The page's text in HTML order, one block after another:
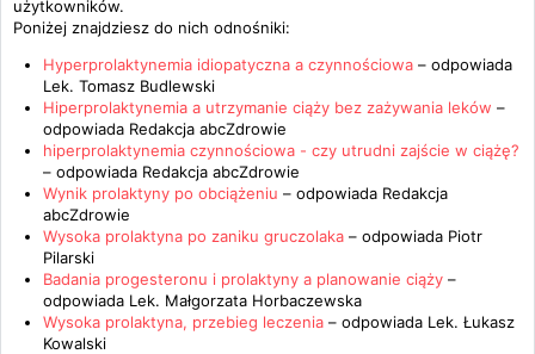
użytkowników.
Poniżej znajdziesz do nich odnośniki:
Hyperprolaktynemia idiopatyczna a czynnościowa – odpowiada
Lek. Tomasz Budlewski
Hiperprolaktynemia a utrzymanie ciąży bez zażywania leków –
odpowiada Redakcja abcZdrowie
hiperprolaktynemia czynnościowa - czy utrudni zajście w ciążę?
– odpowiada Redakcja abcZdrowie
Wynik prolaktyny po obciążeniu – odpowiada Redakcja
abcZdrowie
Wysoka prolaktyna po zaniku gruczolaka – odpowiada Piotr
Pilarski
Badania progesteronu i prolaktyny a planowanie ciąży –
odpowiada Lek. Małgorzata Horbaczewska
Wysoka prolaktyna, przebieg leczenia – odpowiada Lek. Łukasz
Kowalski